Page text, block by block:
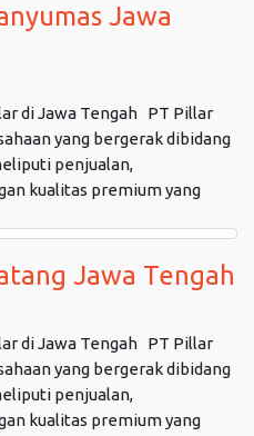
Jawa
di Jawa Tengah PT Pillar
yang bergerak dibidang
penjualan,
kualitas premium yang
Jawa Tengah
di Jawa Tengah PT Pillar
yang bergerak dibidang
penjualan,
kualitas premium yang